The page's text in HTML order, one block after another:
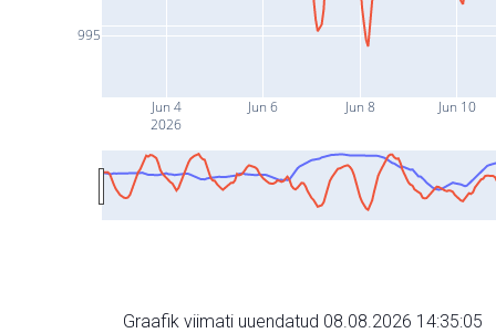
Jun 4
2026
Jun 6 Jun 8 Jun 10
995
Graafik viimati uuendatud 08.08.2026 14:35:05